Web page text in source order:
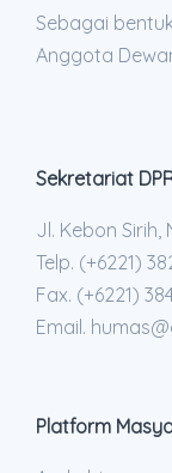
Sebagai
Anggota
Sekretariat
Jl. Kebon Sirih,
Telp. (+6221)
Fax. (+6221)
Email.
Platform